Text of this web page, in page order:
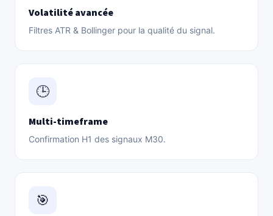
Volatilité avancée
Filtres ATR & Bollinger pour la qualité du signal.
🕒
Multi-timeframe
Confirmation H1 des signaux M30.
🎯